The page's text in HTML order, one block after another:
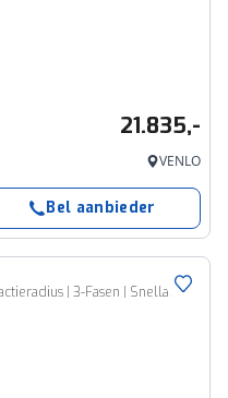
21.835,-
VENLO
Bel aanbieder
INSTER E-Motion 49 kWh | Tot 370km actieradius | 3-Fasen | Snelladen | Bluelink app | Navigatie | Camera |